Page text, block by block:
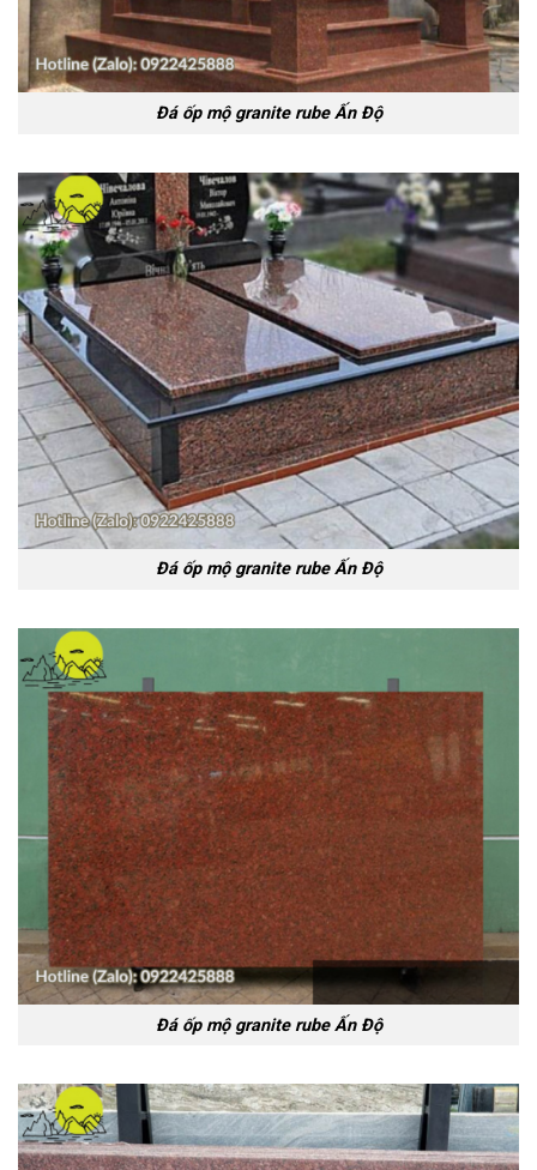
Đá ốp mộ granite rube Ấn Độ
Đá ốp mộ granite rube Ấn Độ
Đá ốp mộ granite rube Ấn Độ